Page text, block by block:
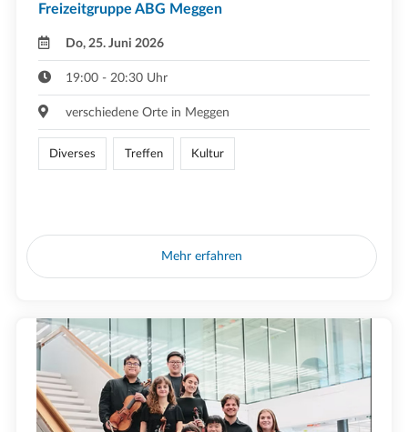
Freizeitgruppe ABG Meggen
Do, 25. Juni 2026
19:00 - 20:30 Uhr
verschiedene Orte in Meggen
Diverses Treffen Kultur
Mehr erfahren